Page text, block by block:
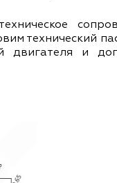
технический
двигателя и